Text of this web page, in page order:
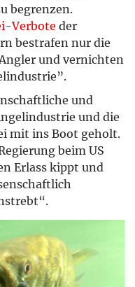
begrenzen.
Verbote der
bestrafen nur die
und vernichten
und
und die
mit ins Boot geholt.
beim US
Erlass kippt und